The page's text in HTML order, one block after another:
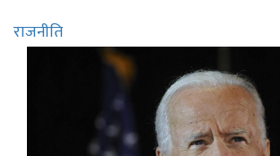
राजनीति